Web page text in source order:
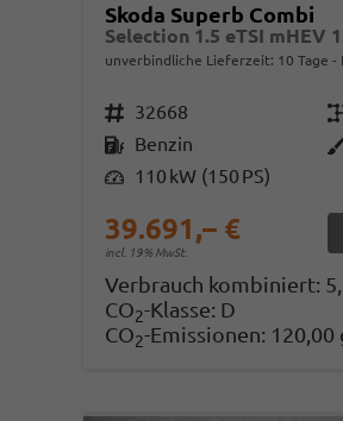
Skoda Superb Combi
unverbindliche Lieferzeit: 10 Tage
Fahrzeugnr. 32668
Kraftstoff Benzin
Leistung 110 kW (150 PS)
39.691,– €
incl. 19% MwSt.
Verbrauch kombiniert:
CO2-Klasse: D
CO2-Emissionen: 120,00